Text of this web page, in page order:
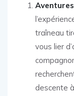
traîneau
vous lier
descente